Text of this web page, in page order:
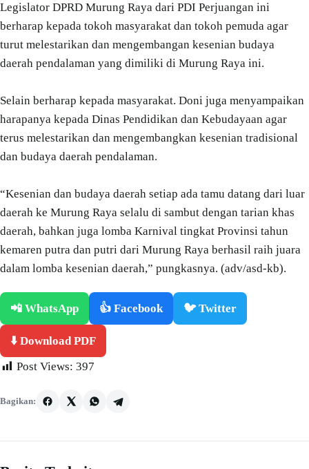
Legislator DPRD Murung Raya dari PDI Perjuangan ini
berharap kepada tokoh masyarakat dan tokoh pemuda agar
turut melestarikan dan mengembangan kesenian budaya
daerah pendalaman yang dimiliki di Murung Raya ini.
Selain berharap kepada masyarakat. Doni juga menyampaikan
harapanya kepada Dinas Pendidikan dan Kebudayaan agar
terus melestarikan dan mengembangkan kesenian tradisional
dan budaya daerah pendalaman.
“Kesenian dan budaya daerah setiap ada tamu datang dari luar
daerah ke Murung Raya selalu di sambut dengan tarian khas
daerah, bahkan juga lomba Karnival tingkat Provinsi tahun
kemaren putra dan putri dari Murung Raya berhasil raih juara
dalam lomba kesenian daerah,” pungkasnya. (adv/asd-kb).
📲 WhatsApp 👍 Facebook 🐦 Twitter
⬇️ Download PDF
Post Views: 397
Bagikan: